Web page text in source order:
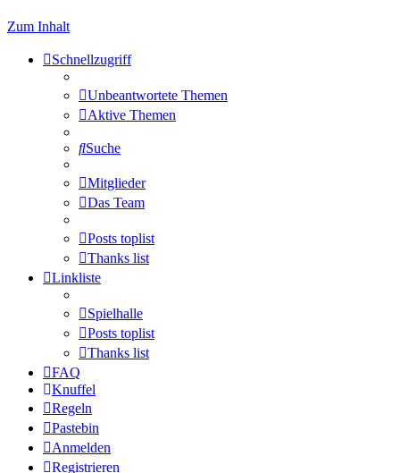
Zum Inhalt
Schnellzugriff
Unbeantwortete Themen
Aktive Themen
Suche
Mitglieder
Das Team
Posts toplist
Thanks list
Linkliste
Spielhalle
Posts toplist
Thanks list
FAQ
Knuffel
Regeln
Pastebin
Anmelden
Registrieren